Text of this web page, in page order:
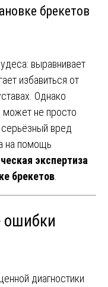
брекетов
выравнивает
избавиться от
Однако
может не просто
серьёзный вред
на помощь
экспертиза
брекетов
ошибки
диагностики